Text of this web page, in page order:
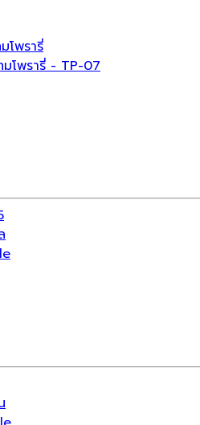
โพรารี่
โพรารี่ - TP-07